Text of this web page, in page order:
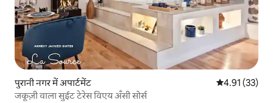
पुरानी नगर में अपार्टमेंट औसत रेटिंग 5 में
4.91 (33)
जकूज़ी वाला सुईट टेरेस विएय अँसी सोर्स